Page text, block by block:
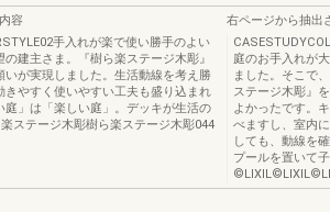
容
手入れが楽で使い勝手のよい
建主さま。『樹ら楽ステージ木彫』
いが実現しました。生活動線を考え勝
きやすく使いやすい工夫も盛り込まれ
庭」は「楽しい庭」。デッキが生活の
ステージ木彫樹ら楽ステージ木彫044
右ページから抽出
庭のお手入れが
ました。そこで
ステージ木彫』
よかったです。
べますし、室内
しても、動線を
プールを置いて